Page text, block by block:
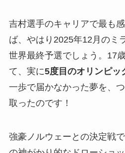
吉村選手のキャリアで最も
ば、やはり2025年12月のミ
世界最終予選でしょう。17
て、実に5度目のオリンピッ
一歩で届かなかった夢を、
取ったのです！
強豪ノルウェーとの決定戦